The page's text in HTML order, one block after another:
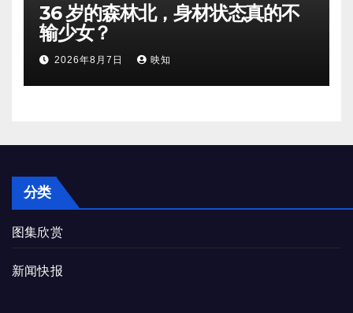
36 岁的森林北，身材状态真的不
输少女？
2026年8月7日 映知
分类
图集欣赏
新闻快报